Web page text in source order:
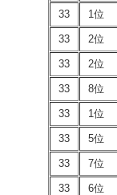
33 1位
33 2位
33 2位
33 8位
33 1位
33 5位
33 7位
33 6位